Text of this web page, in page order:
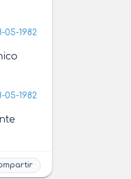
05-1982
05-1982